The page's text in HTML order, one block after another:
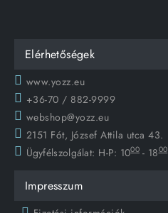
Elérhetőségek
www.yozz.eu
+36-70 / 882-9999
webshop@yozz.eu
2151 Fót, József Attila utca 43.
Ügyfélszolgálat: H-P: 1000 - 1800
Impresszum